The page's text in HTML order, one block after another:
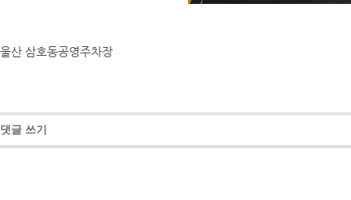
울산 삼호동공영주차장
댓글 쓰기